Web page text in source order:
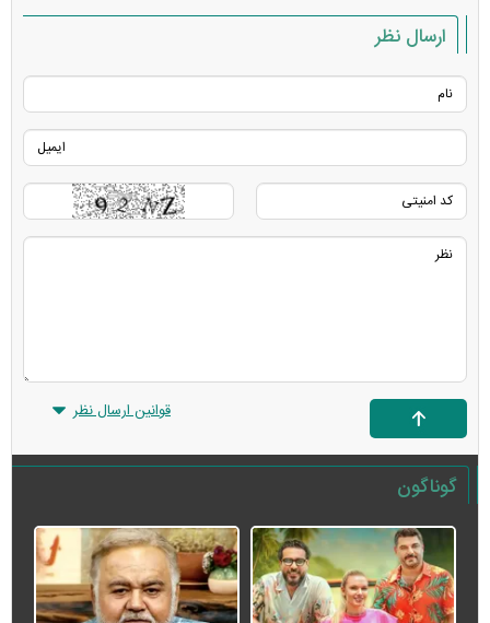
ارسال نظر
قوانین ارسال نظر
گوناگون